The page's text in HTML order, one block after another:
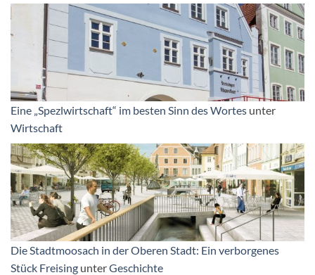
Eine „Spezlwirtschaft“ im besten Sinn des Wortes unter
Wirtschaft
Die Stadtmoosach in der Oberen Stadt: Ein verborgenes
Stück Freising unterGeschichte